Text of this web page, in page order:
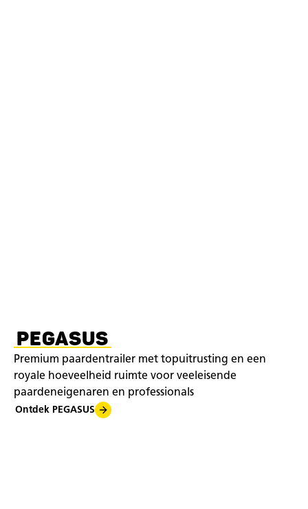
PEGASUS
Premium paardentrailer met topuitrusting en een
royale hoeveelheid ruimte voor veeleisende
paardeneigenaren en professionals
Ontdek PEGASUS